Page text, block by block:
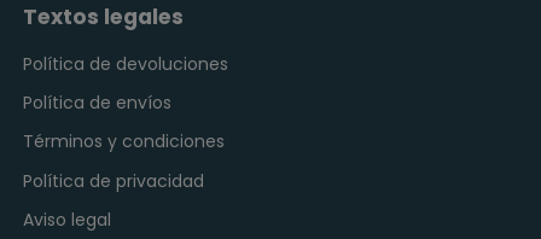
Textos legales
Política de devoluciones
Política de envíos
Términos y condiciones
Política de privacidad
Aviso legal